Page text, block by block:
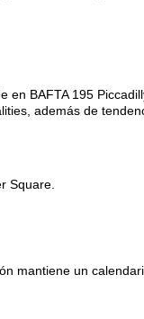
BAFTA 195
además de
Square.
mantiene un